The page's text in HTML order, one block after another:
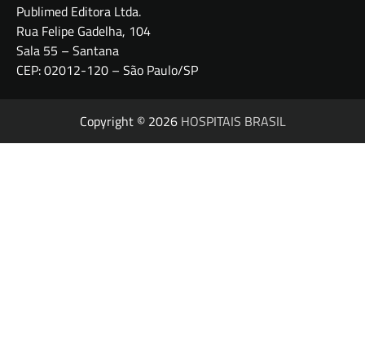
Publimed Editora Ltda.
Rua Felipe Gadelha, 104
Sala 55 – Santana
CEP: 02012-120 – São Paulo/SP
Copyright © 2026 HOSPITAIS BRASIL